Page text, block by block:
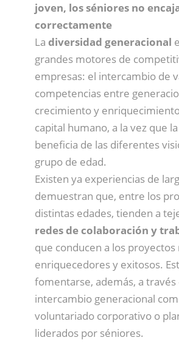
joven, los séniores no
correctamente
La diversidad generacional
grandes motores de
empresas: el intercambio de
competencias entre
crecimiento y
capital humano, a la vez que
beneficia de las diferentes
grupo de edad.
Existen ya experiencias de
demuestran que, entre los
distintas edades, tienden a
redes de colaboración y
que conducen a los proyectos
enriquecedores y exitosos.
fomentarse, además, a través
intercambio generacional
voluntariado corporativo o
liderados por séniores.